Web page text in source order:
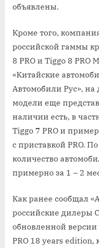
объявлены.
Кроме того,
российской гаммы
8 PRO и Tiggo 8 PRO
«Китайские
Автомобили Рус»,
модели еще
наличии есть, в
Tiggo 7 PRO и
с приставкой PRO.
количество
примерно за 1 – 2
Как ранее сообщал
российские дилеры
обновленной версии
PRO 18 years edition,